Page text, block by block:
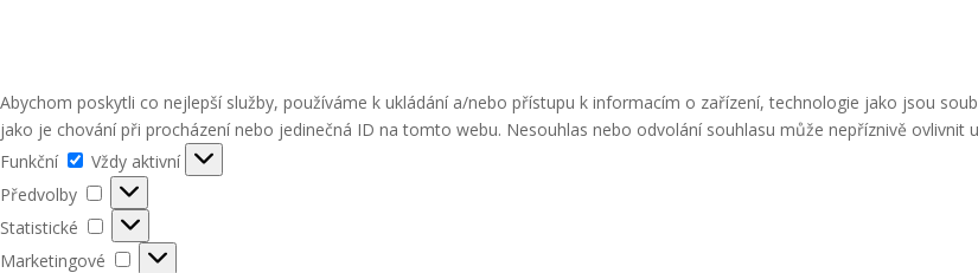
Abychom poskytli co nejlepší služby, používáme k ukládání a/nebo přístupu k informacím o zařízení, technologie jako jsou
jako je chování při procházení nebo jedinečná ID na tomto webu. Nesouhlas nebo odvolání souhlasu může nepříznivě ovlivnit
Funkční
Funkční
Vždy aktivní
Předvolby
Předvolby
Statistické
Statistické
Marketingové
Marketingové